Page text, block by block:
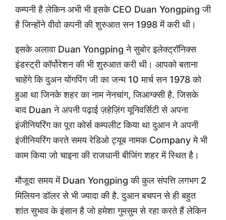
कम्पनी है लेकिन अभी भी इसके CEO Duan Yongping जी
है जिन्होंने वीवो कपनी की शुरुआत सन 1998 में करी थी।
इसके अलावा Duan Yongping ने सुबोर इलेक्ट्रॉनिक्स
इंडस्ट्री कॉर्पोरेशन की भी शुरुआत करी थी। आपको बताना
चाहेंगे कि दुअन योंगपिंग जी का जन्म 10 मार्च सन 1978 को
हुआ था जिनके शहर का नाम नेनचांग, जिआग्क्सी है. जिसके
बाद Duan ने अपनी पढ़ाई ज़हेज़िंग यूनिवर्सिटी से अपना
इंजीनियरिंग का पूरा कोर्स कम्पलीट किया था दुआन ने अपनी
इंजीनियरिंग करते समय रेडिओ ट्यूब नामक Company मे भी
काम किया जो चाइना की राजधानी बीजिंग शहर में स्थित है।
मौजूदा समय में Duan Yongping की कुल संपत्ति लगभग 2
मिलियन डॉलर से भी ज्यादा की है. दुआन बचपन से ही बहुत
शांत सुभाव के इंसान है जो हमेशा गुमसुम से रहा करते हैं लेकिन